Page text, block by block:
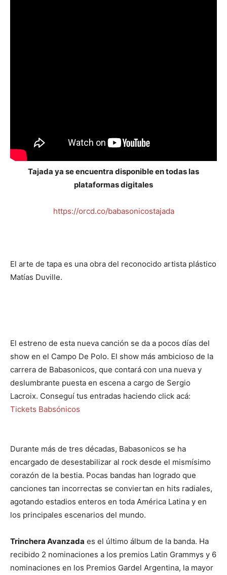
Tajada ya se encuentra disponible en todas las
plataformas digitales
https://orcd.co/babasonicostajada
El arte de tapa es una obra del reconocido artista plástico
Matías Duville.
El estreno de esta nueva canción se da a pocos días del
show en el Campo De Polo. El show más ambicioso de la
carrera de Babasonicos, que contará con una nueva y
deslumbrante puesta en escena a cargo de Sergio
Lacroix. Conseguí tus entradas haciendo click acá:
Tickets Babsónicos
Durante más de tres décadas, Babasonicos se ha
encargado de desestabilizar al rock desde el mismísimo
corazón de la bestia. Pocas bandas han logrado que
canciones tan incorrectas se conviertan en hits radiales,
agotando estadios enteros en toda América Latina y en
los principales escenarios del mundo.
Trinchera Avanzada es el último álbum de la banda. Ha
recibido 2 nominaciones a los premios Latin Grammys y 6
nominaciones en los Premios Gardel Argentina, la mayor